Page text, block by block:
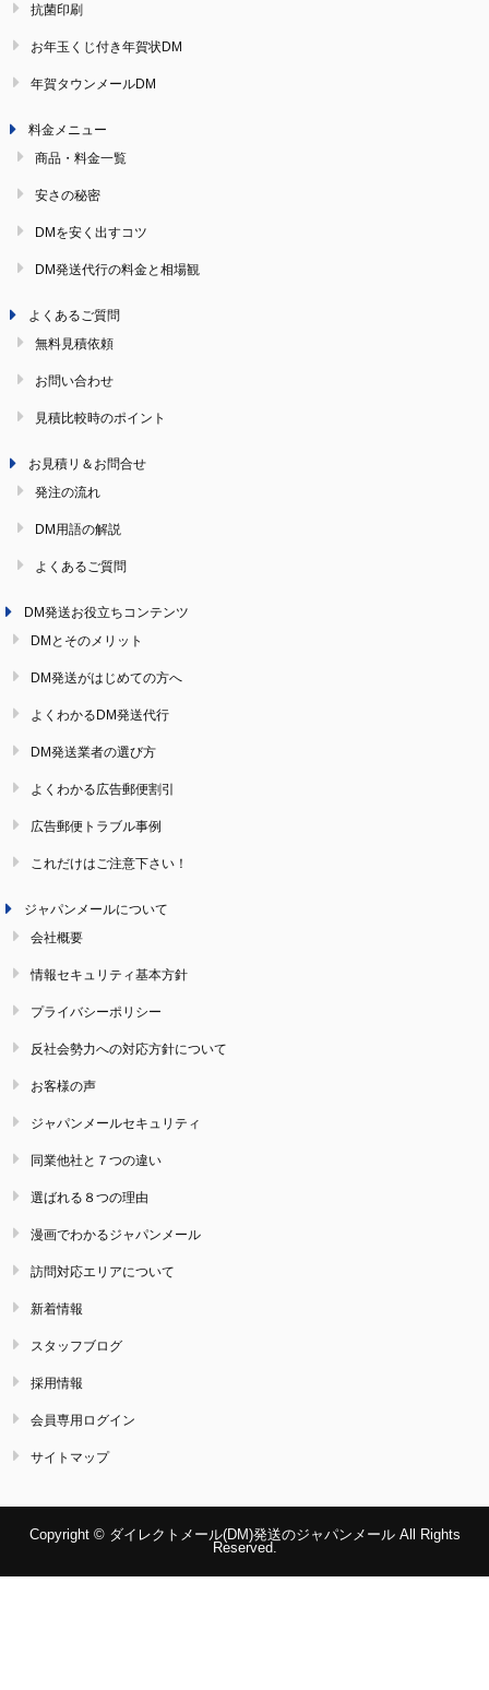
抗菌印刷
お年玉くじ付き年賀状DM
年賀タウンメールDM
料金メニュー
商品・料金一覧
安さの秘密
DMを安く出すコツ
DM発送代行の料金と相場観
よくあるご質問
無料見積依頼
お問い合わせ
見積比較時のポイント
お見積リ＆お問合せ
発注の流れ
DM用語の解説
よくあるご質問
DM発送お役立ちコンテンツ
DMとそのメリット
DM発送がはじめての方へ
よくわかるDM発送代行
DM発送業者の選び方
よくわかる広告郵便割引
広告郵便トラブル事例
これだけはご注意下さい！
ジャパンメールについて
会社概要
情報セキュリティ基本方針
プライバシーポリシー
反社会勢力への対応方針について
お客様の声
ジャパンメールセキュリティ
同業他社と７つの違い
選ばれる８つの理由
漫画でわかるジャパンメール
訪問対応エリアについて
新着情報
スタッフブログ
採用情報
会員専用ログイン
サイトマップ
Copyright © ダイレクトメール(DM)発送のジャパンメール All Rights
Reserved.